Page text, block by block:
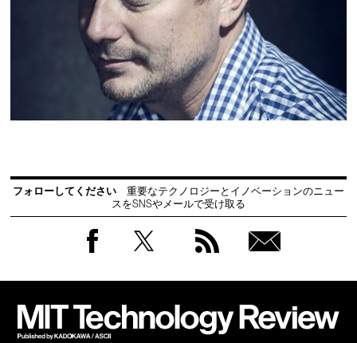
フォローしてください
重要なテクノロジーとイノベーションのニュー
スをSNSやメールで受け取る